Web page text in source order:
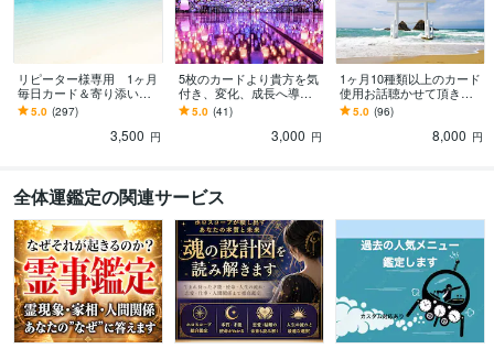
リピーター様専用 1ヶ月
毎日カード＆寄り添いま
す 寄り添い＆カードから
のメッセージ＆カウンセ
リングをもう1ヶ月
5.0 (297)
3,500 円
5枚のカードより貴方を気
付き、変化、成長へ導き
ます 仕事・恋愛・その他
の悩みで 心揺れている
5.0 (41)
3,000 円
1ヶ月10種類以上のカード
使用お話聴かせて頂きま
す 2人で1日の反省会を♡
そして明日への活力へと
5.0 (96)
8,000 円
全体運鑑定の関連サービス